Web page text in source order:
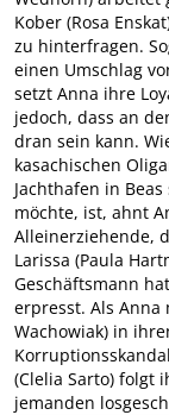
Kober (Rosa
zu hinterfragen.
einen Umschlag
setzt Anna ihre
jedoch, dass an
dran sein kann.
kasachischen
Jachthafen in
möchte, ist, ahnt
Alleinerziehende,
Larissa (Paula
Geschäftsmann
erpresst. Als Anna
Wachowiak) in
(Clelia Sarto) folgt
jemanden